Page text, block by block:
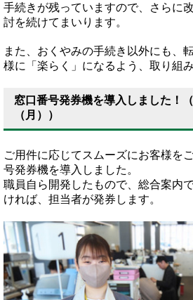
手続きが残っていますので、さらに
討を続けてまいります。
また、おくやみの手続き以外にも、
様に「楽らく」になるよう、取り組
窓口番号発券機を導入しました！
（月））
ご用件に応じてスムーズにお客様を
号発券機を導入しました。
職員自ら開発したもので、総合案内
ければ、担当者が発券します。